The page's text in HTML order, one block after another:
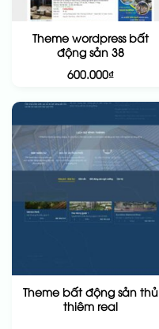
Theme wordpress bất
động sản 38
600.000₫
Theme bất động sản thủ
thiêm real